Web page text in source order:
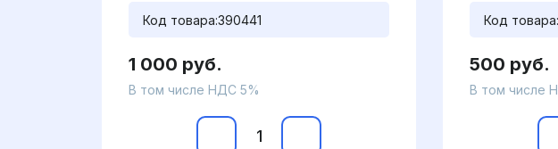
Код товара:390441
1 000 руб.
В том числе НДС 5%
Код товара:
500 руб.
В том числе